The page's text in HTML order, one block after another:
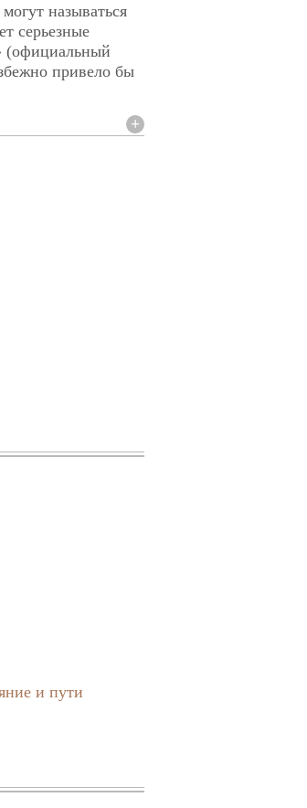
называться
серьезные
(официальный
привело бы
и пути